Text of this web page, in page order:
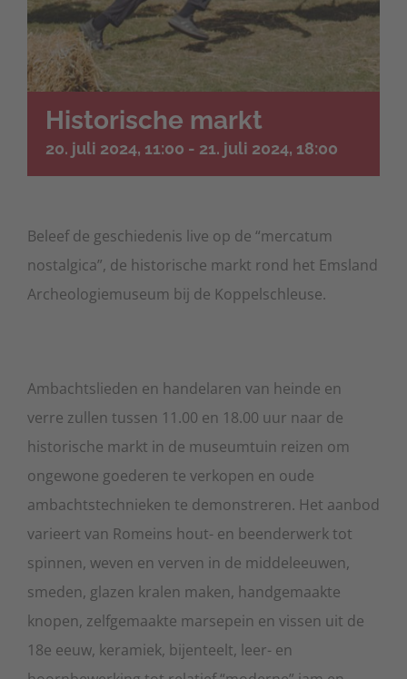
Historische markt
20. juli 2024, 11:00 - 21. juli 2024, 18:00
Beleef de geschiedenis live op de “mercatum
nostalgica”, de historische markt rond het Emsland
Archeologiemuseum bij de Koppelschleuse.
Ambachtslieden en handelaren van heinde en
verre zullen tussen 11.00 en 18.00 uur naar de
historische markt in de museumtuin reizen om
ongewone goederen te verkopen en oude
ambachtstechnieken te demonstreren. Het aanbod
varieert van Romeins hout- en beenderwerk tot
spinnen, weven en verven in de middeleeuwen,
smeden, glazen kralen maken, handgemaakte
knopen, zelfgemaakte marsepein en vissen uit de
18e eeuw, keramiek, bijenteelt, leer- en